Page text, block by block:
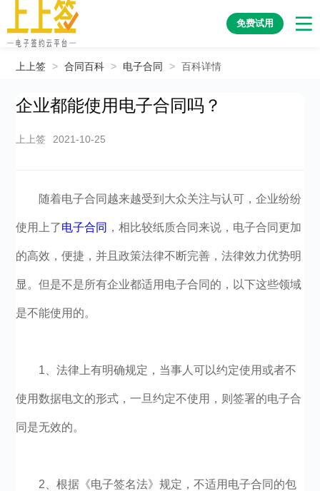
免费试用
上上签 > 合同百科 > 电子合同 > 百科详情
企业都能使用电子合同吗？
上上签 2021-10-25
随着电子合同越来越受到大众关注与认可，企业纷纷
使用上了电子合同 ，相比较纸质合同来说，电子合同更加
的高效，便捷，并且政策法律不断完善，法律效力优势明
显。但是不是所有企业都适用电子合同的，以下这些领域
是不能使用的。
1、法律上有明确规定，当事人可以约定使用或者不
使用数据电文的形式，一旦约定不使用，则签署的电子合
同是无效的。
2、根据《电子签名法》规定，不适用电子合同的包